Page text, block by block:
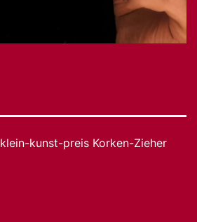
klein-kunst-preis Korken-Zieher